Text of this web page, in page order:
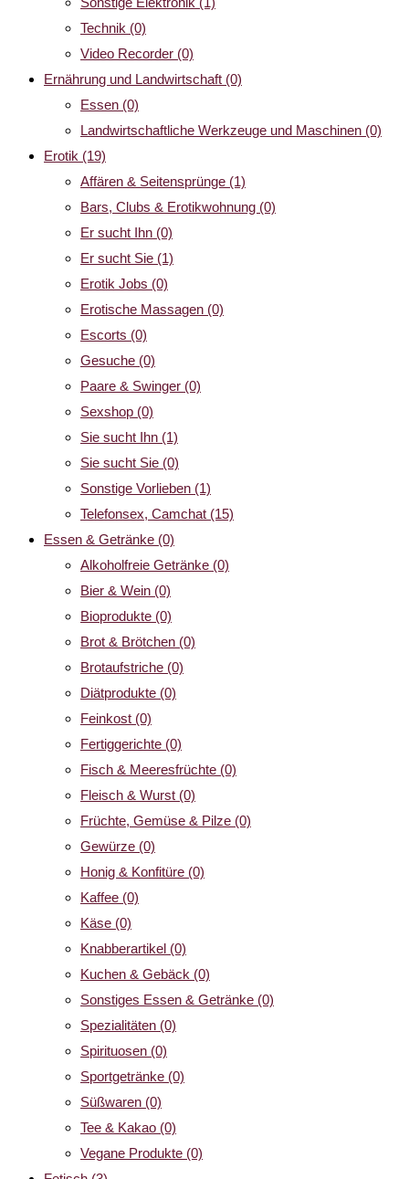
Technik (0)
Video Recorder (0)
Ernährung und Landwirtschaft (0)
Essen (0)
Landwirtschaftliche Werkzeuge und Maschinen (0)
Erotik (19)
Affären & Seitensprünge (1)
Bars, Clubs & Erotikwohnung (0)
Er sucht Ihn (0)
Er sucht Sie (1)
Erotik Jobs (0)
Erotische Massagen (0)
Escorts (0)
Gesuche (0)
Paare & Swinger (0)
Sexshop (0)
Sie sucht Ihn (1)
Sie sucht Sie (0)
Sonstige Vorlieben (1)
Telefonsex, Camchat (15)
Essen & Getränke (0)
Alkoholfreie Getränke (0)
Bier & Wein (0)
Bioprodukte (0)
Brot & Brötchen (0)
Brotaufstriche (0)
Diätprodukte (0)
Feinkost (0)
Fertiggerichte (0)
Fisch & Meeresfrüchte (0)
Fleisch & Wurst (0)
Früchte, Gemüse & Pilze (0)
Gewürze (0)
Honig & Konfitüre (0)
Kaffee (0)
Käse (0)
Knabberartikel (0)
Kuchen & Gebäck (0)
Sonstiges Essen & Getränke (0)
Spezialitäten (0)
Spirituosen (0)
Sportgetränke (0)
Süßwaren (0)
Tee & Kakao (0)
Vegane Produkte (0)